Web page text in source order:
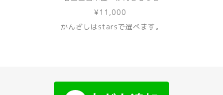
¥11,000
かんざしはstarsで選べます。